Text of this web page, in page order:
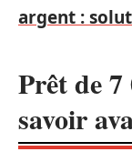
argent :
Prêt de
savoir